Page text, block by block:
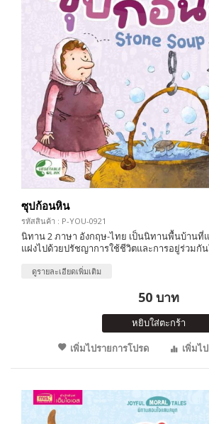
ซุปก้อนหิน
รหัสสินค้า : P-YOU-0921
นิทาน 2 ภาษา อังกฤษ-ไทย เป็นนิทานพื้นบ้านที่
แฝงไปด้วยปรัชญาการใช้ชีวิตและการอยู่ร่วมกั
ดูรายละเอียดเพิ่มเติม
50 บาท
หยิบใส่ตะกร้า
เพิ่มไปรายการโปรด
เพิ่มไ